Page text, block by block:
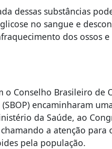
dessas substâncias
no sangue e
dos ossos
o Conselho Brasileiro de
encaminharam
da Saúde, ao
a atenção
pela população.